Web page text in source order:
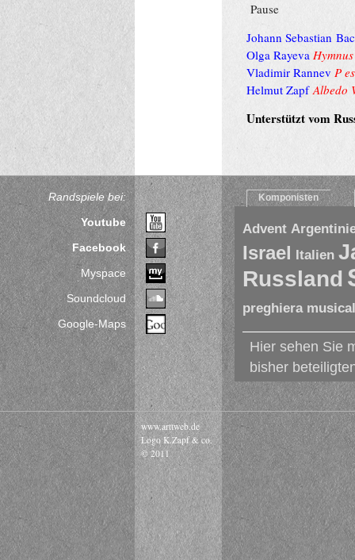
Pause
Johann Sebastian
Olga Rayeva Hymnus
Vladimir Rannev P
Helmut Zapf Albedo
Unterstützt vom
Randspiele bei:
Youtube
Facebook
Myspace
Soundcloud
Google-Maps
Komponisten
Advent
Israel Italien
Russland
preghiera
Hier sehen Sie
bisher
www.arttweb.de
Logo K.Zapf & co.
© 2011